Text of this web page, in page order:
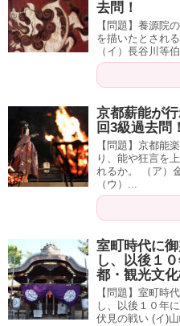
去問！
【問題】養源院
を描いたとされ
（イ）長谷川
京都薪能が
回3級過去問！
【問題】京都能
り、能や狂言を
れるか。 （ア）
（ウ）...
室町時代に
し、以後１
都・観光文
【問題】室町時
し、以後１０年
伏見の戦い (イ)